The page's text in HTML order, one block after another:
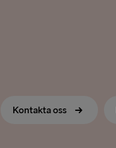
Kontakta oss